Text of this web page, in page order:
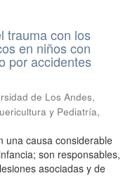
trauma con los
en niños con
por accidentes
de Los Andes,
y Pediatría,
una causa considerable
son responsables,
asociadas y de